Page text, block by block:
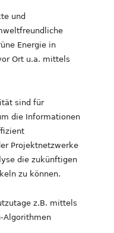
und
Energie in
Ort u.a. mittels
sind für
die Informationen
Projektnetzwerke
die zukünftigen
zu können.
z.B. mittels
Algorithmen